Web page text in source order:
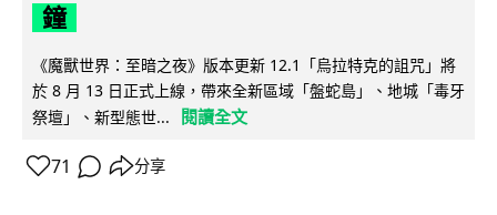
鐘
《魔獸世界：至暗之夜》版本更新 12.1「烏拉特克的詛咒」將
於 8 月 13 日正式上線，帶來全新區域「盤蛇島」、地城「毒牙
祭壇」、新型態世...
閱讀全文
71 分享